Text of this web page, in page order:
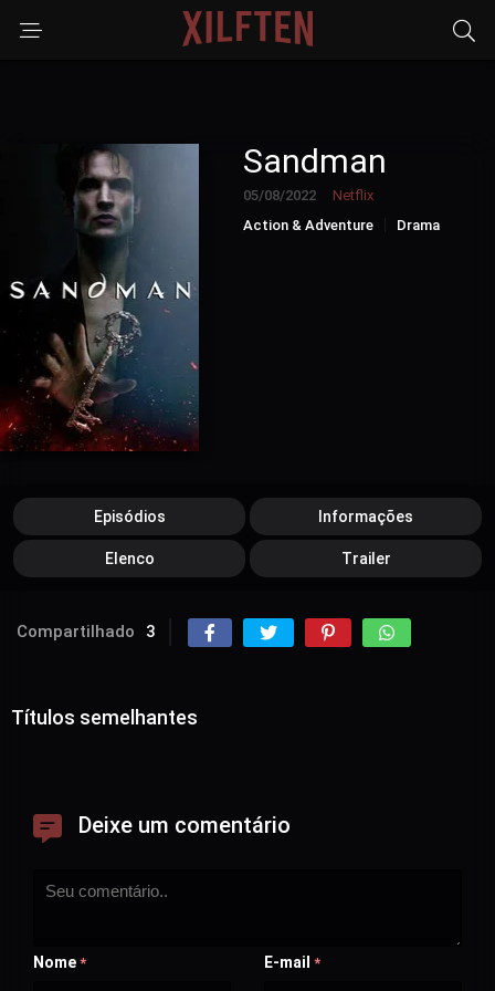
Sandman
05/08/2022
Netflix
Action & Adventure
Drama
Episódios Informações
Elenco Trailer
Compartilhado 3
Títulos semelhantes
Deixe um comentário
Nome * E-mail *